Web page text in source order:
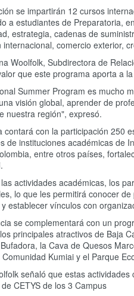
se impartirán 12 cursos
a estudiantes de Preparatoria,
estrategia, cadenas de
internacional, comercio exterior,
Woolfolk, Subdirectora de
que este programa aporta a
Summer Program es mucho
visión global, aprender de
nuestra región", expresó.
contará con la participación 250
de instituciones académicas de
entre otros países,
actividades académicas, los
lo que les permitirá conocer
establecer vínculos con
se complementará con un
principales atractivos de Baja
la Cava de Quesos
Kumiai y el Parque
señaló que estas
CETYS de los 3 Campus